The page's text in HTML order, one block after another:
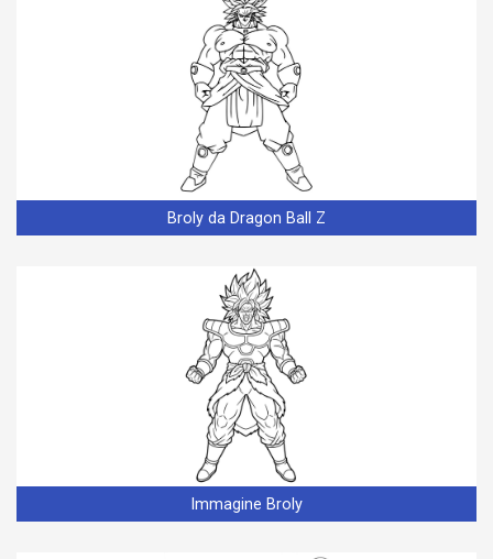
Broly da Dragon Ball Z
Immagine Broly